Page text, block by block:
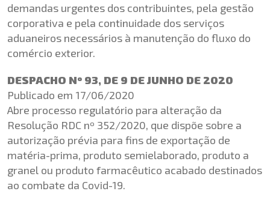
demandas urgentes dos contribuintes, pela gestão
corporativa e pela continuidade dos serviços
aduaneiros necessários à manutenção do fluxo do
comércio exterior.
DESPACHO Nº 93, DE 9 DE JUNHO DE 2020
Publicado em 17/06/2020
Abre processo regulatório para alteração da
Resolução RDC nº 352/2020, que dispõe sobre a
autorização prévia para fins de exportação de
matéria-prima, produto semielaborado, produto a
granel ou produto farmacêutico acabado destinados
ao combate da Covid-19.